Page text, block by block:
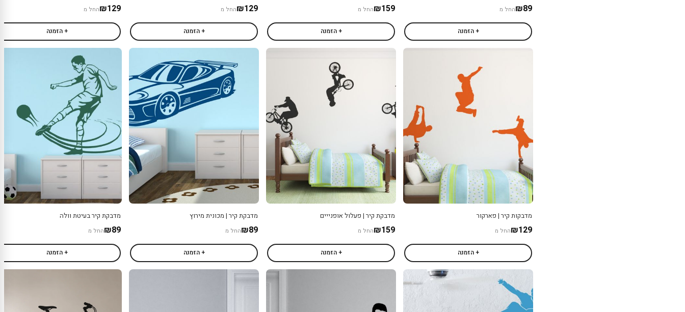
₪89החל מ
+ הזמנה
₪159החל מ
+ הזמנה
₪129החל מ
+ הזמנה
₪129החל מ
+ הזמנה
מדבקות קיר | פארקור
₪129החל מ
+ הזמנה
מדבקת קיר | פעלול אופנייים
₪159החל מ
+ הזמנה
מדבקת קיר | מכונית מירוץ
₪89החל מ
+ הזמנה
מדבקת קיר בעיטת וולה
₪89החל מ
+ הזמנה